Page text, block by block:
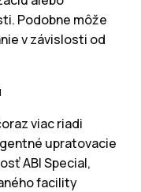
Podobne môže
v závislosti od
viac riadi
upratovacie
ABI Special,
facility